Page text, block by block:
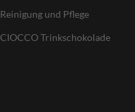
Reinigung und Pflege
CIOCCO Trinkschokolade